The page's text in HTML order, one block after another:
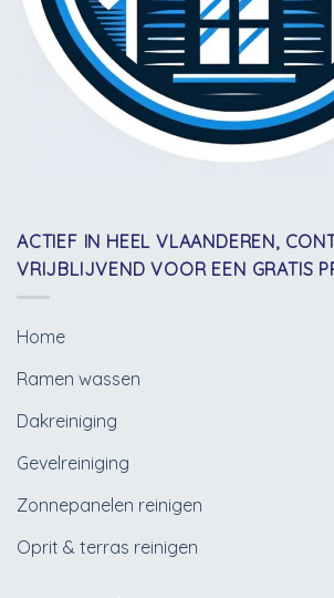
ACTIEF IN HEEL VLAANDEREN,
VRIJBLIJVEND VOOR EEN GRATIS
Home
Ramen wassen
Dakreiniging
Gevelreiniging
Zonnepanelen reinigen
Oprit & terras reinigen